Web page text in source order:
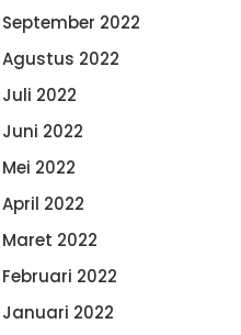
September 2022
Agustus 2022
Juli 2022
Juni 2022
Mei 2022
April 2022
Maret 2022
Februari 2022
Januari 2022